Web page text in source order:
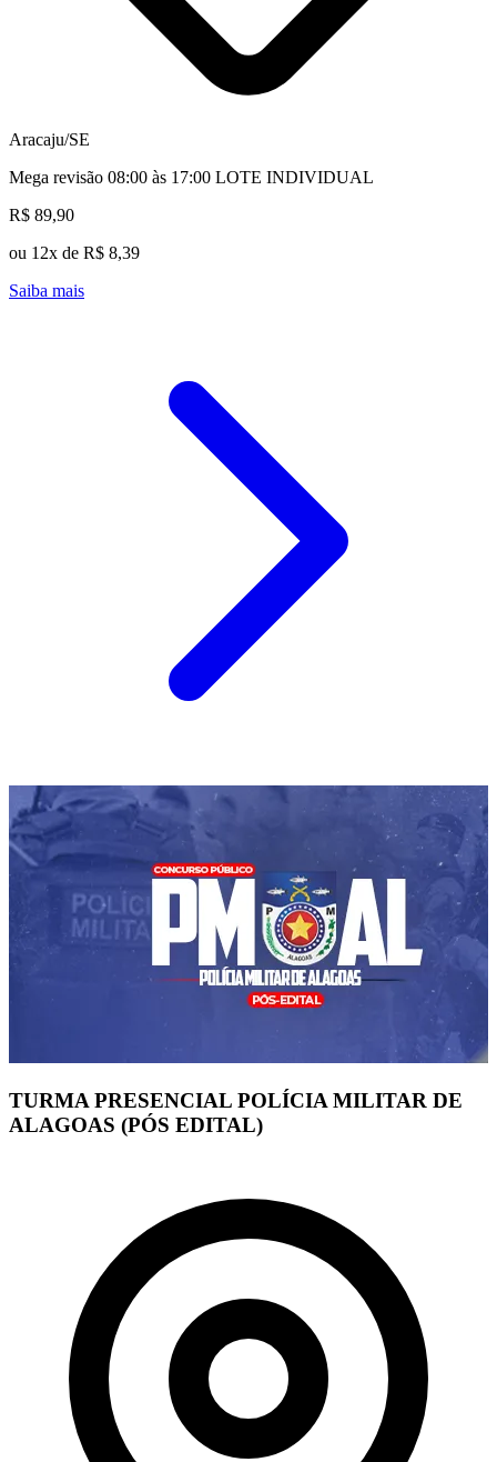
Aracaju/SE
Mega revisão 08:00 às 17:00 LOTE INDIVIDUAL
R$ 89,90
ou 12x de R$ 8,39
Saiba mais
TURMA PRESENCIAL POLÍCIA MILITAR DE
ALAGOAS (PÓS EDITAL)